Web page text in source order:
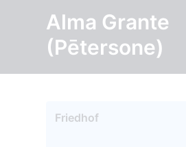
Alma Grante
(Pētersone)
Friedhof